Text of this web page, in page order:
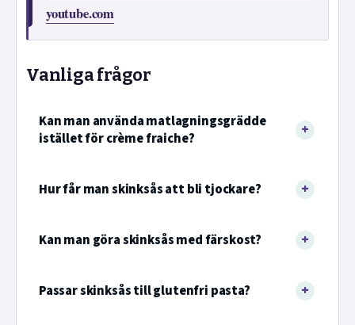
youtube.com
Vanliga frågor
Kan man använda matlagningsgrädde
istället för crème fraiche?
Hur får man skinksås att bli tjockare?
Kan man göra skinksås med färskost?
Passar skinksås till glutenfri pasta?